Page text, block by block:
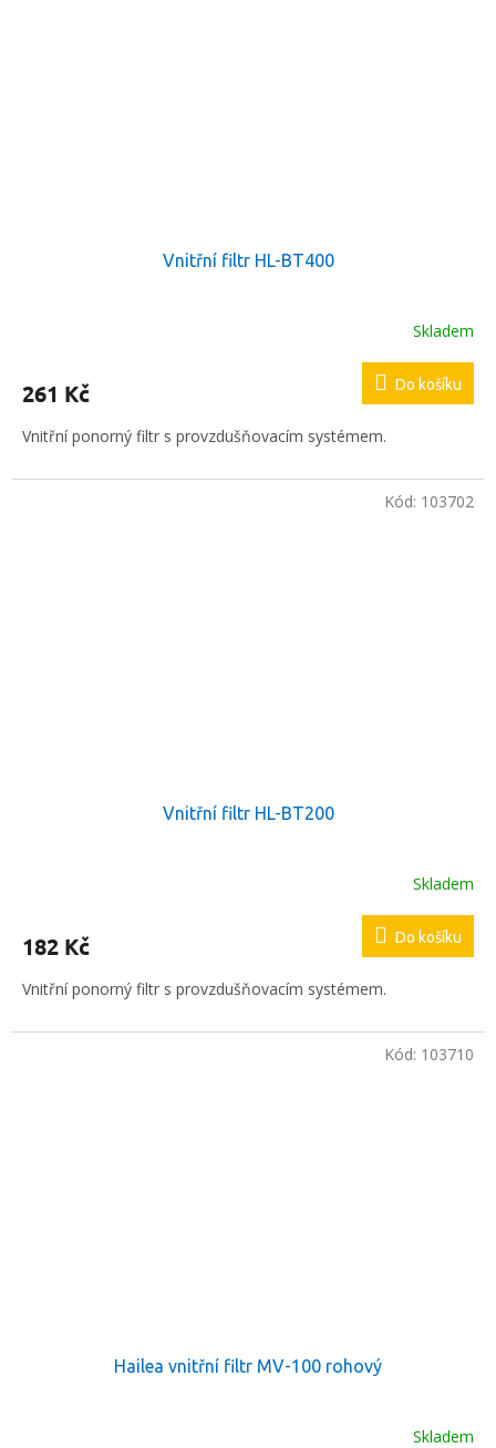
Vnitřní filtr HL-BT400
Skladem
261 Kč Do košíku
Vnitřní ponorný filtr s provzdušňovacím systémem.
Vnitřní filtr HL-BT200
je
z
hvězdiček.
Skladem
182 Kč Do košíku
Vnitřní ponorný filtr s provzdušňovacím systémem.
Kód: 103702
Hailea vnitřní filtr MV-100 rohový
Skladem
Kód: 103710